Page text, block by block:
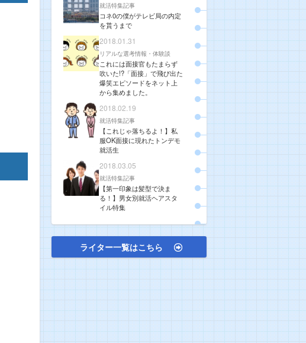
就活特集記事
コネ0の僕がテレビ局の内定
を貰うまで
2018.01.31
リアルな選考情報・体験談
これには面接官もたまらず
吹いた!?「面接」で飛び出た
爆笑エピソードをネット上
から集めました。
2018.02.19
就活特集記事
【これじゃ落ちるよ！】私
服OK面接に現れたトンデモ
就活生
2018.03.05
就活特集記事
【第一印象は髪型で決ま
る！】男女別就活ヘアスタ
イル特集
ライター一覧はこちら